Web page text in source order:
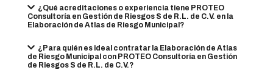
¿Qué acreditaciones o experiencia tiene PROTEO
Consultoría en Gestión de Riesgos S de R.L. de C.V. en la
Elaboración de Atlas de Riesgo Municipal?
¿Para quién es ideal contratar la Elaboración de Atlas
de Riesgo Municipal con PROTEO Consultoría en Gestión
de Riesgos S de R.L. de C.V.?